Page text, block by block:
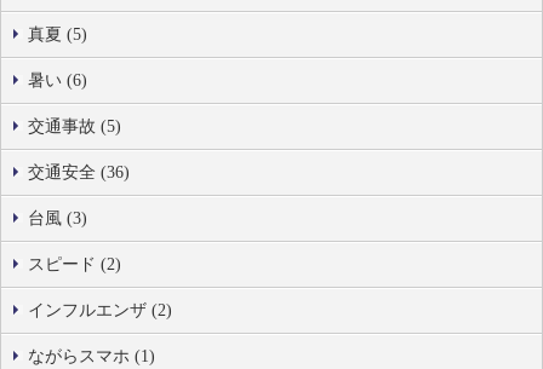
真夏 (5)
暑い (6)
交通事故 (5)
交通安全 (36)
台風 (3)
スピード (2)
インフルエンザ (2)
ながらスマホ (1)